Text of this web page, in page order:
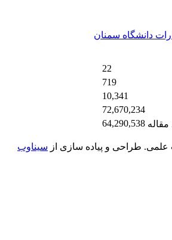
دانشگاه سمنان
22
719
10,341
72,670,234
64,290,538
علمی. طراحی و پیاده سازی از سیناوب